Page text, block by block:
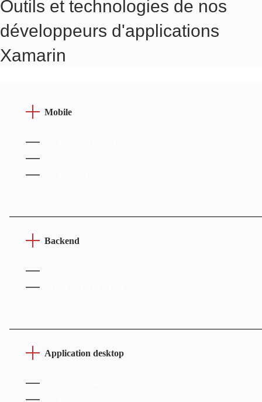
Outils et technologies de nos
développeurs d'applications
Xamarin
Mobile
Backend
Application desktop